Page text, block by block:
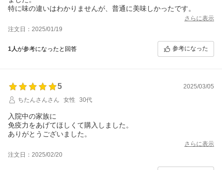
特に味の違いはわかりませんが、普通に美味しかったです。
さらに表示
注文日：2025/01/19
1人が参考になったと回答 参考になった
5
2025/03/05
ちたんさんさん
女性 30代
入院中の家族に
免疫力をあげてほしくて購入しました。
ありがとうございました。
さらに表示
注文日：2025/02/20